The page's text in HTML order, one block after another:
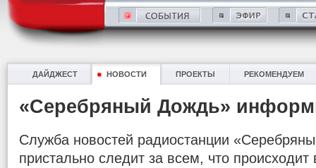
ДАЙДЖЕСТ НОВОСТИ ПРОЕКТЫ РЕКОМЕНДУЕМ
«Серебряный Дождь»
Служба новостей радиостанции
пристально следит за всем, что происходит